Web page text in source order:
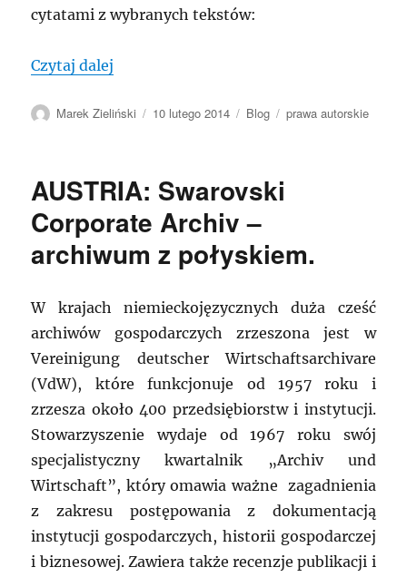
cytatami z wybranych tekstów:
Czytaj dalej
Autor
Marek Zieliński
Data
10 lutego 2014 Kategorie
Blog Tagi
prawa autorskie
AUSTRIA: Swarovski
Corporate Archiv –
archiwum z połyskiem.
W krajach niemieckojęzycznych duża cześć
archiwów gospodarczych zrzeszona jest w
Vereinigung deutscher Wirtschaftsarchivare
(VdW), które funkcjonuje od 1957 roku i
zrzesza około 400 przedsiębiorstw i instytucji.
Stowarzyszenie wydaje od 1967 roku swój
specjalistyczny kwartalnik „Archiv und
Wirtschaft”, który omawia ważne zagadnienia
z zakresu postępowania z dokumentacją
instytucji gospodarczych, historii gospodarczej
i biznesowej. Zawiera także recenzje publikacji i